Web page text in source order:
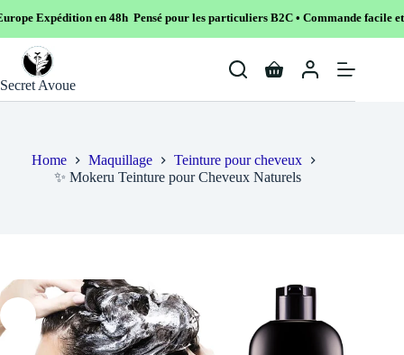
en 48h Pensé pour les particuliers B2C • Commande facile et sécurisé
content
Secret Avoue
Shopping
Home Maquillage
Teinture pour cheveux
✨ Mokeru Teinture pour Cheveux Naturels